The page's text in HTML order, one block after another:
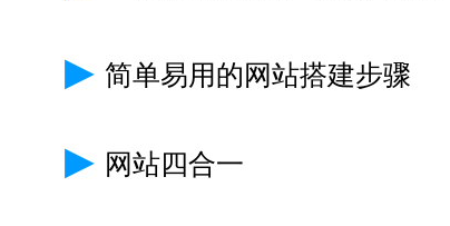
▶ 简单易用的网站搭建步骤
▶ 网站四合一